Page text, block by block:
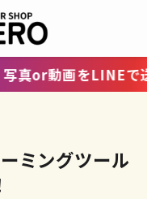
画をLINEで送るだ
ミングツール